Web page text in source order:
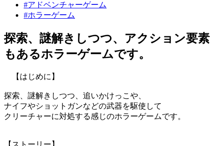
#アドベンチャーゲーム
#ホラーゲーム
探索、謎解きしつつ、アクション要素
もあるホラーゲームです。
【はじめに】
探索、謎解きしつつ、追いかけっこや、
ナイフやショットガンなどの武器を駆使して
クリーチャーに対処する感じのホラーゲームです。
【ストーリー】